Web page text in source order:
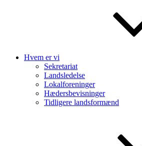
Hvem er vi
Sekretariat
Landsledelse
Lokalforeninger
Hædersbevisninger
Tidligere landsformænd